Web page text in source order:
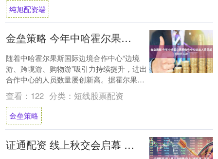
纯旭配资端
金垒策略 今年中哈霍尔果斯合作中心进出人员已超700万人次
随着中哈霍尔果斯国际边境合作中心“边境
游、跨境游、购物游”吸引力持续提升，进出
合作中心的人员数量屡创新高。据霍尔果斯
出入境边防检查站统计数据显示，截至8月
31日....
查看： 122 分类： 短线股票配资
金垒策略
证通配资 线上秋交会启幕 快上“渝房通”淘房